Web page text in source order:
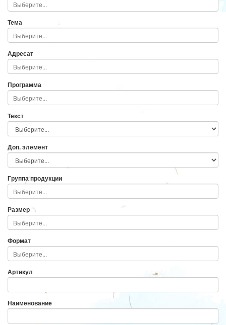
Тема
Адресат
Программа
Текст
Доп. элемент
Группа продукции
Размер
Формат
Артикул
Наименование